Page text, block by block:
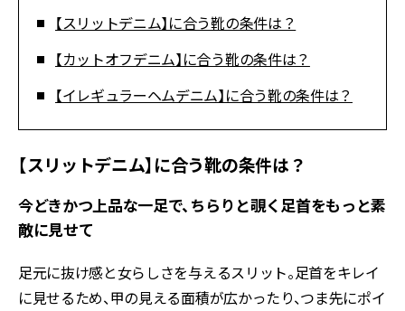
【スリットデニム】に合う靴の条件は？
【カットオフデニム】に合う靴の条件は？
【イレギュラーヘムデニム】に合う靴の条件は？
【スリットデニム】に合う靴の条件は？
今どきかつ上品な一足で、ちらりと覗く足首をもっと素
敵に見せて
足元に抜け感と女らしさを与えるスリット。足首をキレイ
に見せるため、甲の見える面積が広かったり、つま先にポイ